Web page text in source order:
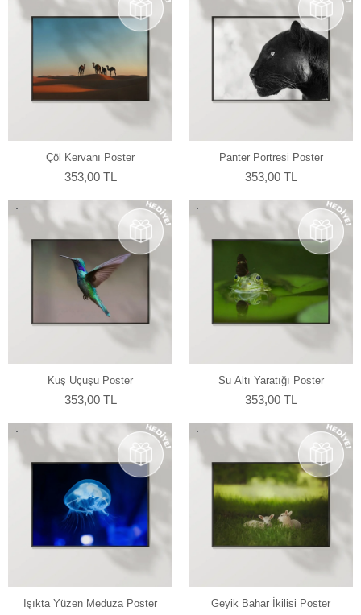
Çöl Kervanı Poster
353,00 TL
Panter Portresi Poster
353,00 TL
Kuş Uçuşu Poster
353,00 TL
Su Altı Yaratığı Poster
353,00 TL
Işıkta Yüzen Meduza Poster Geyik Bahar İkilisi Poster